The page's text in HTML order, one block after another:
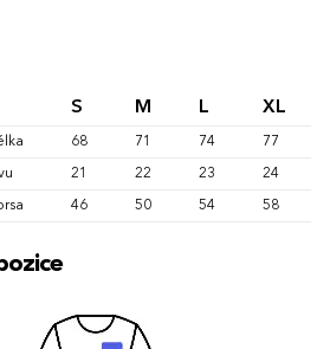
S M L XL
68 71 74 77
21 22 23 24
46 50 54 58